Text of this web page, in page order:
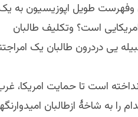
وفهرست طویل اپوزیسیون به
است؟ وتکلیف طالبان
یی دردرون طالبان یک
است تا حمایت امریکا،
را به شاخۀ ازطالبان